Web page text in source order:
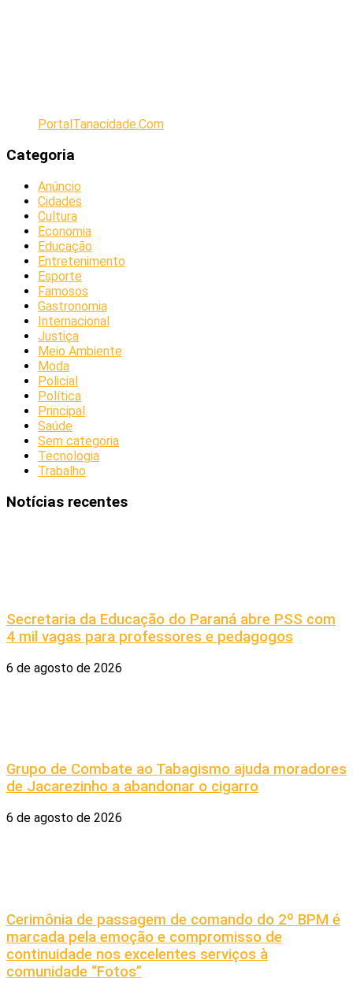
PortalTanacidade.Com
Categoria
Anúncio
Cidades
Cultura
Economia
Educação
Entretenimento
Esporte
Famosos
Gastronomia
Internacional
Justiça
Meio Ambiente
Moda
Policial
Política
Principal
Saúde
Sem categoria
Tecnologia
Trabalho
Notícias recentes
Secretaria da Educação do Paraná abre PSS com
4 mil vagas para professores e pedagogos
6 de agosto de 2026
Grupo de Combate ao Tabagismo ajuda moradores
de Jacarezinho a abandonar o cigarro
6 de agosto de 2026
Cerimônia de passagem de comando do 2º BPM é
marcada pela emoção e compromisso de
continuidade nos excelentes serviços à
comunidade “Fotos”